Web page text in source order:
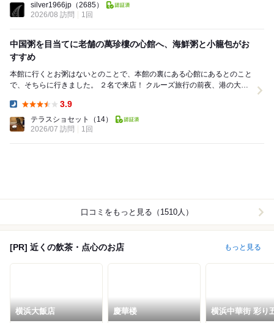
silver1966jp （2685）
2026/08 訪問
1回
中国粥を目当てに老舗の萬珍樓の心館へ、海鮮粥と小籠包がお
すすめ
本館に行くとお粥はないとのことで、本館の裏にある心館にあるとのこと
で、そちらに行きました。 ２名で来店！ クルーズ旅行の前夜、港の大桟
3.9
テラスショセット
（14）
2026/07 訪問
1回
口コミをもっと見る（1510人）
[PR] 近くの飲茶・点心のお店 もっと見る
横浜大飯店 慶華楼
横浜中華街 彩り
小籠包専門店 龍